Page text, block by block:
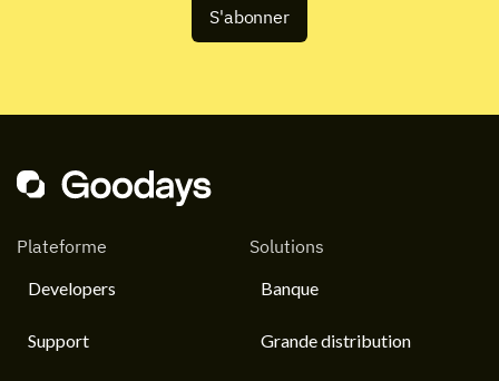
Plateforme
Developers
Support
Solutions
Banque
Grande distribution